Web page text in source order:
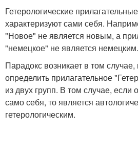
Гетерологические
характеризуют сами себя.
"Новое" не является новым, а
"немецкое" не является немецким.
Парадокс возникает в том
определить прилагательное
из двух групп. В том случае, если
само себя, то является
гетерологическим.